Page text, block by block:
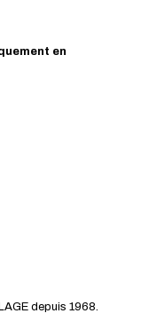
en
depuis 1968.